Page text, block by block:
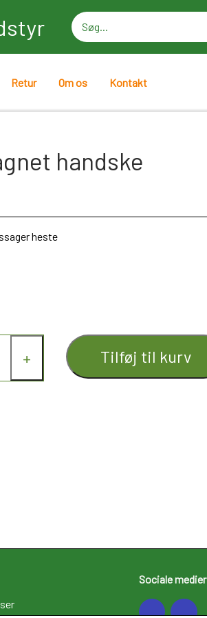
Retur Om os Kontakt
handske
heste
+ Tilføj til kurv
Sociale medier